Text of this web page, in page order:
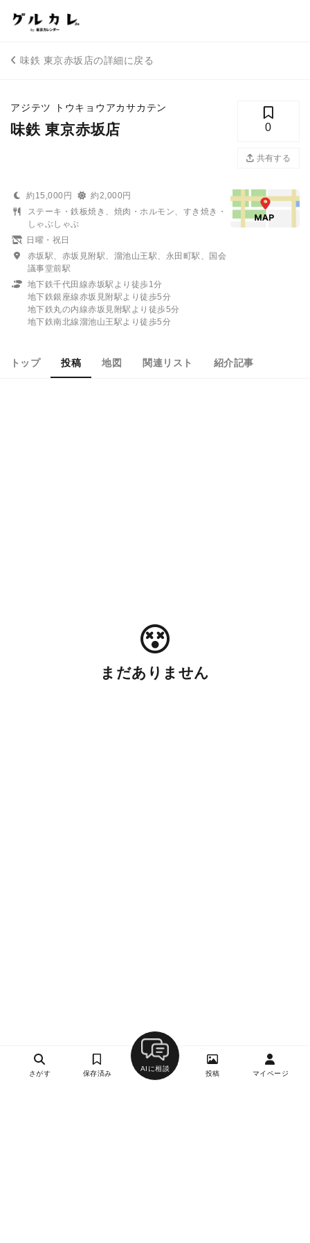
味鉄 東京赤坂店の詳細に戻る
アジテツ トウキョウアカサカテン
味鉄 東京赤坂店 0
共有する
約15,000円
約2,000円
ステーキ・鉄板焼き、焼肉・ホルモン、すき焼き・
しゃぶしゃぶ
日曜・祝日
赤坂駅、赤坂見附駅、溜池山王駅、永田町駅、国会
議事堂前駅
地下鉄千代田線赤坂駅より徒歩1分
地下鉄銀座線赤坂見附駅より徒歩5分
地下鉄丸の内線赤坂見附駅より徒歩5分
地下鉄南北線溜池山王駅より徒歩5分
トップ 投稿 地図 関連リスト 紹介記事
まだありません
さがす 保存済み
AIに相談
投稿 マイページ